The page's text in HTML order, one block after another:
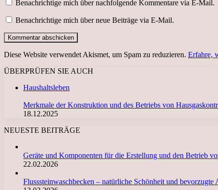
Benachrichtige mich über nachfolgende Kommentare via E-Mail.
Benachrichtige mich über neue Beiträge via E-Mail.
Diese Website verwendet Akismet, um Spam zu reduzieren. Erfahre,
ÜBERPRÜFEN SIE AUCH
Haushaltsleben
Merkmale der Konstruktion und des Betriebs von
18.12.2025
NEUESTE BEITRÄGE
Geräte und Komponenten für die Erstellung und den Betrieb
22.02.2026
Flusssteinwaschbecken – natürliche Schönheit und bevorzugte